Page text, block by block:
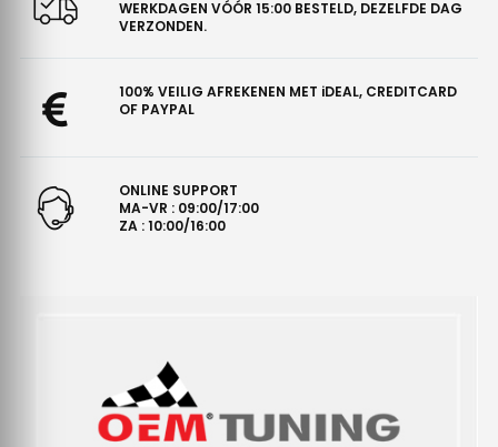
WERKDAGEN VÓÓR 15:00 BESTELD, DEZELFDE DAG
VERZONDEN.
100% VEILIG AFREKENEN MET iDEAL, CREDITCARD
OF PAYPAL
ONLINE SUPPORT
MA-VR : 09:00/17:00
ZA : 10:00/16:00